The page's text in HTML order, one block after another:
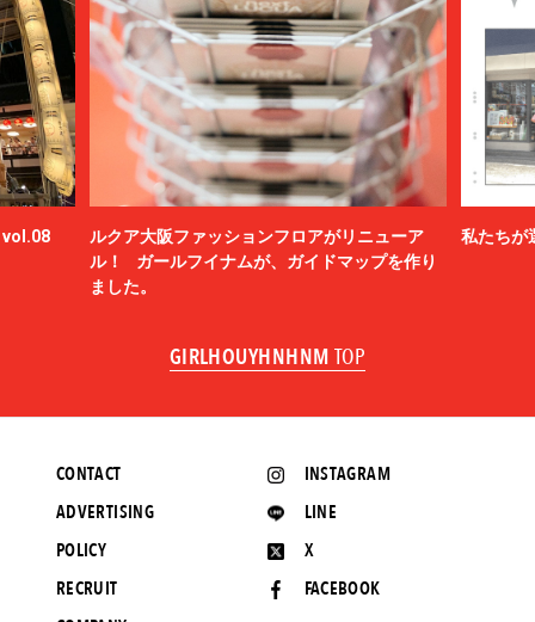
vol.08
ルクア大阪ファッションフロアがリニューア
ル！ ガールフイナムが、ガイドマップを作り
ました。
私たちが
GIRLHOUYHNHNM TOP
INSTAGRAM
LINE
X
FACEBOOK
CONTACT
ADVERTISING
POLICY
RECRUIT